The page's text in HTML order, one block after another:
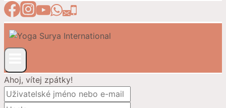
Ahoj, vítej zpátky!